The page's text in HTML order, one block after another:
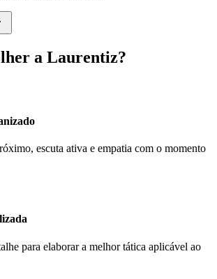
a Laurentiz?
escuta ativa e empatia com o momento
para elaborar a melhor tática aplicável ao